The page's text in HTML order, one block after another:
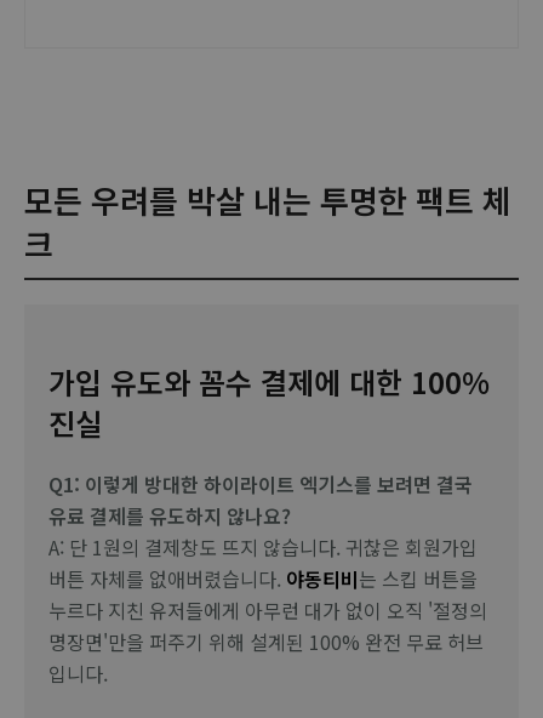
모든 우려를 박살 내는 투명한 팩트 체
크
가입 유도와 꼼수 결제에 대한 100%
진실
Q1: 이렇게 방대한 하이라이트 엑기스를 보려면 결국
유료 결제를 유도하지 않나요?
A: 단 1원의 결제창도 뜨지 않습니다. 귀찮은 회원가입
버튼 자체를 없애버렸습니다. 야동티비는 스킵 버튼을
누르다 지친 유저들에게 아무런 대가 없이 오직 '절정의
명장면'만을 퍼주기 위해 설계된 100% 완전 무료 허브
입니다.